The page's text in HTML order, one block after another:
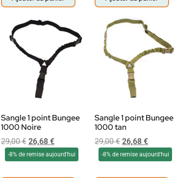
Sangle 1 point Bungee
1000 Noire
29,00€ 26,68 €
-8% de remise aujourd'hui
Sangle 1 point Bungee
1000 tan
29,00€ 26,68€
-8% de remise aujourd'hui